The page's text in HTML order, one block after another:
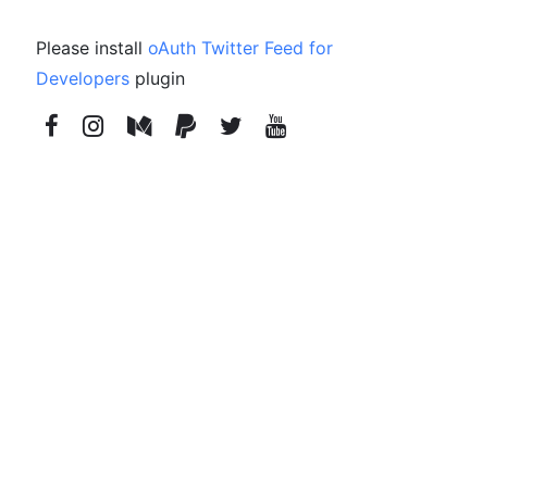
Please install oAuth Twitter Feed for
Developers plugin